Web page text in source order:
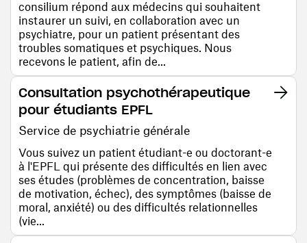
consilium répond aux médecins qui souhaitent
instaurer un suivi, en collaboration avec un
psychiatre, pour un patient présentant des
troubles somatiques et psychiques. Nous
recevons le patient, afin de...
Consultation psychothérapeutique
pour étudiants EPFL
Service de psychiatrie générale
Vous suivez un patient étudiant-e ou doctorant-e
à l'EPFL qui présente des difficultés en lien avec
ses études (problèmes de concentration, baisse
de motivation, échec), des symptômes (baisse de
moral, anxiété) ou des difficultés relationnelles
(vie...